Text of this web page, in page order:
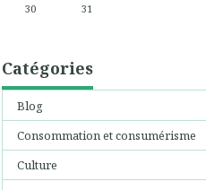
30
31
Catégories
Blog
Consommation et consumérisme
Culture